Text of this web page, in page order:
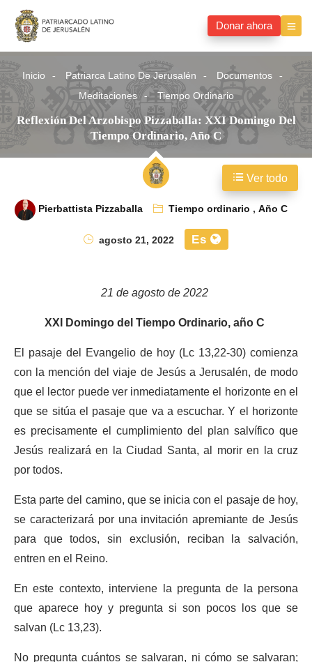
Donar ahora
Inicio Patriarca Latino De Jerusalén
Documentos
Meditaciones
Tiempo Ordinario
Reflexión Del Arzobispo Pizzaballa: XXI Domingo Del
Tiempo Ordinario, Año C
Pierbattista Pizzaballa Tiempo ordinario ,Año C
agosto 21, 2022
Es
21 de agosto de 2022
XXI Domingo del Tiempo Ordinario, año C
El pasaje del Evangelio de hoy (Lc 13,22-30) comienza
con la mención del viaje de Jesús a Jerusalén, de modo
que el lector puede ver inmediatamente el horizonte en el
que se sitúa el pasaje que va a escuchar. Y el horizonte
es precisamente el cumplimiento del plan salvífico que
Jesús realizará en la Ciudad Santa, al morir en la cruz
por todos.
Esta parte del camino, que se inicia con el pasaje de hoy,
se caracterizará por una invitación apremiante de Jesús
para que todos, sin exclusión, reciban la salvación,
entren en el Reino.
En este contexto, interviene la pregunta de la persona
que aparece hoy y pregunta si son pocos los que se
salvan (Lc 13,23).
Ver todo